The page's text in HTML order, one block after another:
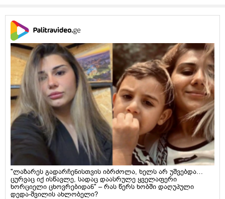
"ლაზარეს გადარჩენისთვის იბრძოლა, ხელს არ უშვებდა…
ცურვაც იქ ისწავლე, სადაც დაასრულე ყველაფერი
ხორციელი ცხოვრებიდან" – რას წერს ხობში დაღუპული
დედა-შვილის ახლობელი?